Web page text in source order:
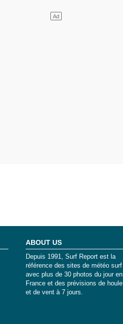
ABOUT US
Depuis 1991, Surf Report est la
référence des sites de météo surf
avec plus de 30 photos du jour en
France et des prévisions de houle
et de vent à 7 jours.